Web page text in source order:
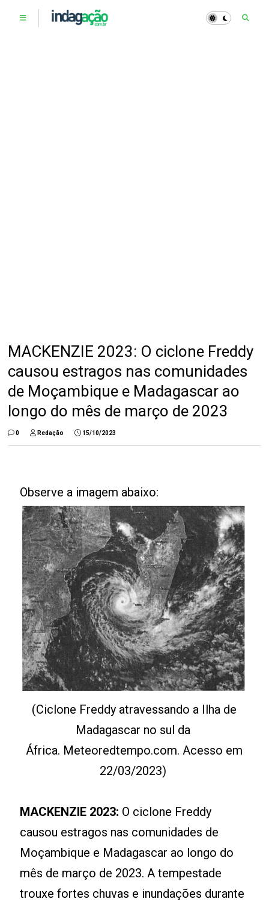
MACKENZIE 2023: O ciclone Freddy
causou estragos nas comunidades
de Moçambique e Madagascar ao
longo do mês de março de 2023
0 Redação 15/10/2023
Observe a imagem abaixo:
(Ciclone Freddy atravessando a Ilha de
Madagascar no sul da
África. Meteoredtempo.com. Acesso em
22/03/2023)
MACKENZIE 2023: O ciclone Freddy
causou estragos nas comunidades de
Moçambique e Madagascar ao longo do
mês de março de 2023. A tempestade
trouxe fortes chuvas e inundações durante